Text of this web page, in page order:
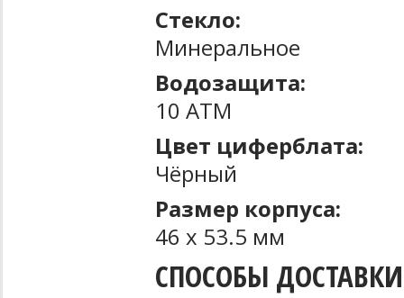
Стекло:
Минеральное
Водозащита:
10 ATM
Цвет циферблата:
Чёрный
Размер корпуса:
46 х 53.5 мм
СПОСОБЫ